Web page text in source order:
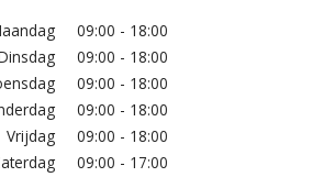
09:00 - 18:00
09:00 - 18:00
09:00 - 18:00
09:00 - 18:00
Vrijdag
09:00 - 18:00
09:00 - 17:00